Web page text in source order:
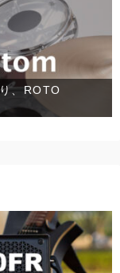
、ROTO